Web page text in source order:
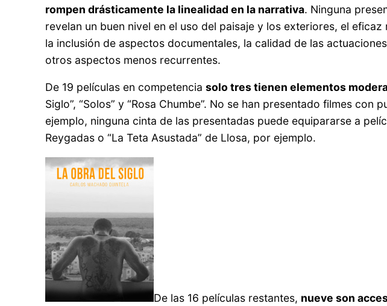
rompen drásticamente la linealidad en la narrativa. Ninguna
revelan un buen nivel en el uso del paisaje y los exteriores, el
la inclusión de aspectos documentales, la calidad de las
otros aspectos menos recurrentes.
De 19 películas en competenciasolo tres tienen elementos
Siglo”, “Solos” y “Rosa Chumbe”. No se han presentado filmes
ejemplo, ninguna cinta de las presentadas puede equipararse a
Reygadas o “La Teta Asustada” de Llosa, por ejemplo.
De las 16 películas restantes, nueve son